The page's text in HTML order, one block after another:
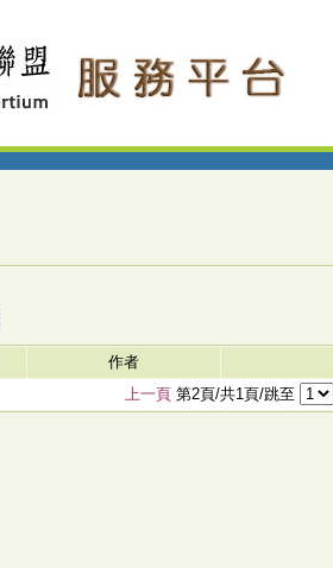
作者
上一頁第2頁/共1頁/跳至